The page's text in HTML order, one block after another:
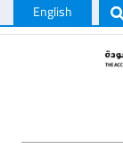
English